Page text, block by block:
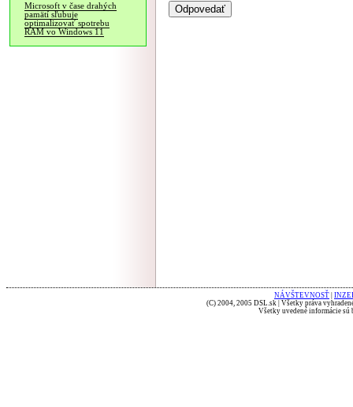
Microsoft v čase drahých
pamätí sľubuje
optimalizovať spotrebu
RAM vo Windows 11
NÁVŠTEVNOSŤ
(C) 2004, 2005 DSL.sk | Všetky práva
Všetky uvedené informácie sú